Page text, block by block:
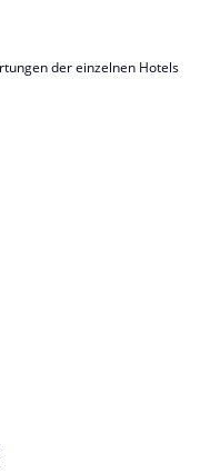
der einzelnen Hotels